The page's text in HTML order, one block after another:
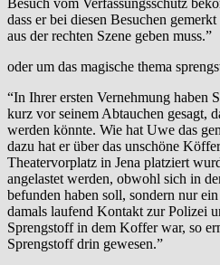
dass er bei diesen Besuchen
aus der rechten Szene geben muss.”
oder um das magische thema
“In Ihrer ersten Vernehmung haben
kurz vor seinem Abtauchen gesagt,
werden könnte. Wie hat Uwe das
dazu hat er über das unschöne
Theatervorplatz in Jena platziert
angelastet werden, obwohl sich in
befunden haben soll, sondern nur
damals laufend Kontakt zur Polizei
Sprengstoff in dem Koffer war, so
Sprengstoff drin gewesen.”